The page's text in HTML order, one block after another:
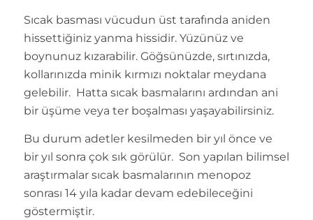
Sıcak basması vücudun üst tarafında aniden
hissettiğiniz yanma hissidir. Yüzünüz ve
boynunuz kızarabilir. Göğsünüzde, sırtınızda,
kollarınızda minik kırmızı noktalar meydana
gelebilir. Hatta sıcak basmalarını ardından ani
bir üşüme veya ter boşalması yaşayabilirsiniz.
Bu durum adetler kesilmeden bir yıl önce ve
bir yıl sonra çok sık görülür. Son yapılan bilimsel
araştırmalar sıcak basmalarının menopoz
sonrası 14 yıla kadar devam edebileceğini
göstermiştir.